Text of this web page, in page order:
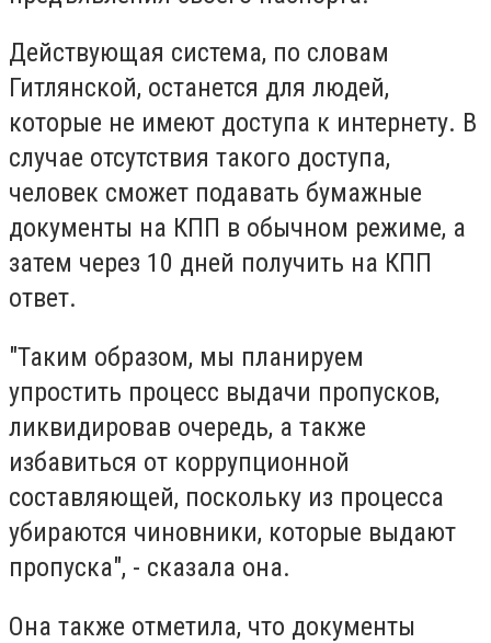
Действующая система, по словам
Гитлянской, останется для людей,
которые не имеют доступа к интернету. В
случае отсутствия такого доступа,
человек сможет подавать бумажные
документы на КПП в обычном режиме, а
затем через 10 дней получить на КПП
ответ.
"Таким образом, мы планируем
упростить процесс выдачи пропусков,
ликвидировав очередь, а также
избавиться от коррупционной
составляющей, поскольку из процесса
убираются чиновники, которые выдают
пропуска", - сказала она.
Она также отметила, что документы